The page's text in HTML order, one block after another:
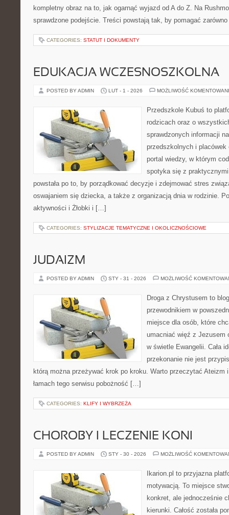
kompletny obraz na to, jak ogarnąć wyjazd od A do Z. Na
sprawdzone podejście. Treści powstają tak, by pomagać
CATEGORIES: STATUT I DOKUMENTY
EDUKACJA WCZESNOSZKOLNA
POSTED BY ADMIN LUT - 1 - 2026 MOŻLIWOŚĆ
Przedszkole Kubuś to
rodzicach oraz o
sprawdzonych informacji
przedszkolnych i placówek
portal wiedzy, w którym
spotyka się z
powstała po to, by porządkować decyzje i zdejmować stres
oswajaniem się dziecka, a także z organizacją dnia w rodzinie.
aktywności i Żłobki i […]
CATEGORIES: STYLIZACJE TEMATYCZNE I OKOLICZNOŚCIOWE
JUDAIZM
POSTED BY ADMIN STY - 31 - 2026 MOŻLIWOŚĆ
Droga z Chrystusem to
przewodnikiem w
miejsce dla osób, które
umacniać więź z Jezusem
w świetle Ewangelii. Cała
przekonanie nie jest
którą można przeżywać krok po kroku. Warto przeczytać Ateizm
łamach tego serwisu pobożność […]
CATEGORIES: KLIFY I WYBRZEŻA
CHOROBY I LECZENIE KONI
POSTED BY ADMIN STY - 30 - 2026 MOŻLIWOŚĆ
Ikarion.pl to przyjazna
motywacją. To miejsce
konkret, ale jednocześnie
kierunki. Całość została